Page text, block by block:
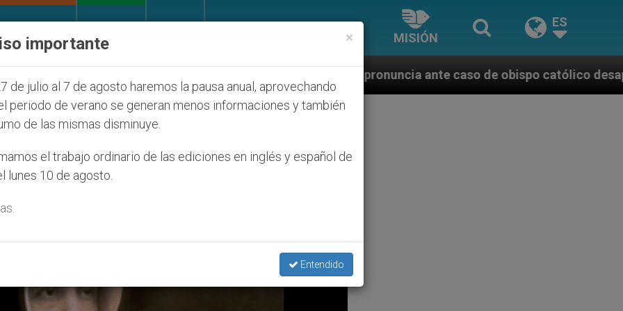
MISIÓN
ES
Seúl 2027 ONU se pronuncia ante caso de obispo católico desaparecido por la
Petra De San José’
×
importante
de julio al 7 de agosto haremos la pausa anual, aprovechando
periodo de verano se generan menos informaciones y también
de las mismas disminuye.
el trabajo ordinario de las ediciones en inglés y español de
lunes 10 de agosto.
Entendido